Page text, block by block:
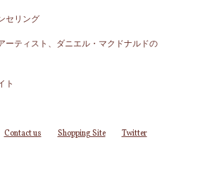
セリング
ーティスト、ダニエル・マクドナルドの
ト
Contact us Shopping Site Twitter